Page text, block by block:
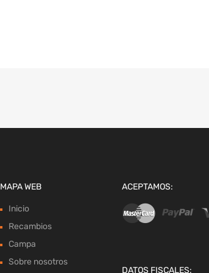
MAPA WEB
Inicio
Recambios
Campa
Sobre nosotros
ACEPTAMOS:
DATOS FISCALES: